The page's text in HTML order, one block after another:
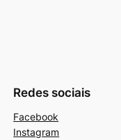
Redes sociais
Facebook
Instagram